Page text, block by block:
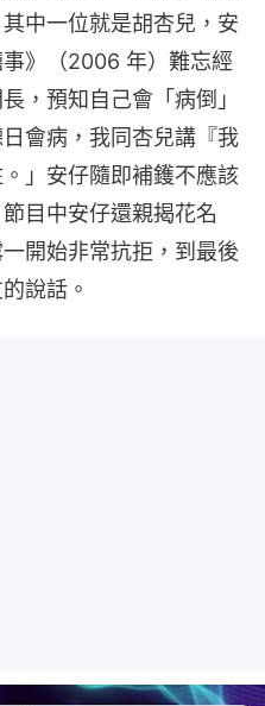
中一位就是胡杏兒，安
》（2006 年）難忘經
，預知自己會「病倒」
會病，我同杏兒講『我
」安仔隨即補鑊不應該
目中安仔還親揭花名
開始非常抗拒，到最後
說話。